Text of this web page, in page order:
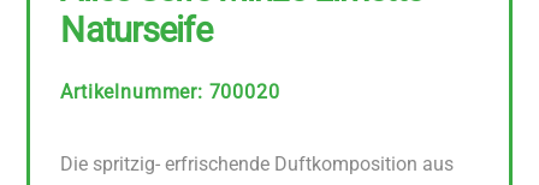
Naturseife
Artikelnummer: 700020
Die spritzig- erfrischende Duftkomposition aus